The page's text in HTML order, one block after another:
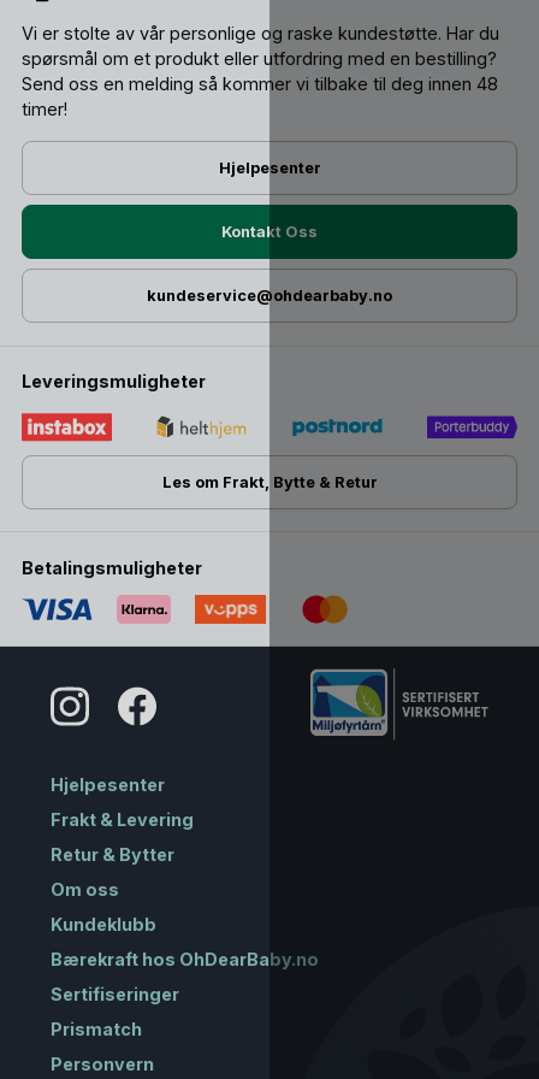
Vi er stolte av vår personlige og raske kundestøtte. Har du
spørsmål om et produkt eller utfordring med en bestilling?
Send oss ​​en melding så kommer vi tilbake til deg innen 48
timer!
Hjelpesenter
Kontakt Oss
kundeservice@ohdearbaby.no
Leveringsmuligheter
Les om Frakt, Bytte & Retur
Betalingsmuligheter
Hjelpesenter
Frakt & Levering
Retur & Bytter
Om oss
Kundeklubb
Bærekraft hos OhDearBaby.no
Sertifiseringer
Prismatch
Personvern